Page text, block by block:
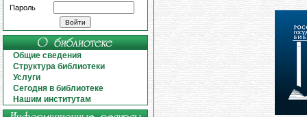
Пароль
Общие сведения
Структура библиотеки
Услуги
Сегодня в библиотеке
Нашим институтам